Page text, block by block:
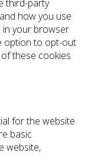
third-party
how you use
in your browser
option to opt-out
these cookies
for the website
basic
website,